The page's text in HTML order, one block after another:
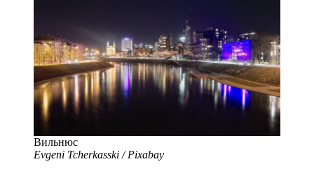
Вильнюс
Evgeni Tcherkasski / Pixabay